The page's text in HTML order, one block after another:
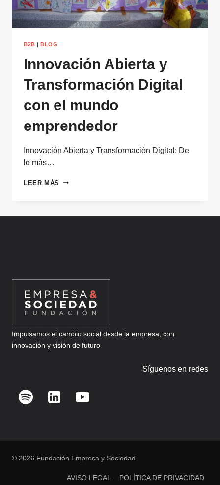
B2B |BLOG
Innovación Abierta y
Transformación Digital
con el mundo
emprendedor
Innovación Abierta y Transformación Digital: De
lo más…
LEER MÁS INNOVACIÓN
Impulsamos el cambio social desde la empresa, con
innovación y visión de futuro
Síguenos en redes
© 2026 Fundación Empresa y Sociedad
AVISO LEGAL POLÍTICA DE PRIVACIDAD